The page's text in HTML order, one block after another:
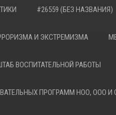
#26559 (БЕЗ НАЗВАНИЯ)
И ЭКСТРЕМИЗМА
ВОСПИТАТЕЛЬНОЙ РАБОТЫ
ПРОГРАММ НОО, ООО И